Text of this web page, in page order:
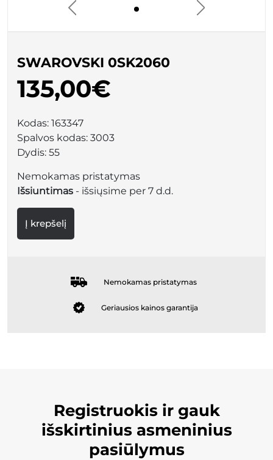
SWAROVSKI 0SK2060
135,00€
Kodas: 163347
Spalvos kodas: 3003
Dydis: 55
Nemokamas pristatymas
Išsiuntimas - išsiųsime per 7 d.d.
Į krepšelį
Nemokamas pristatymas
Geriausios kainos garantija
Registruokis ir gauk
išskirtinius asmeninius
pasiūlymus